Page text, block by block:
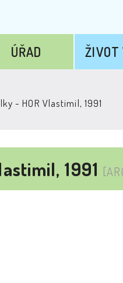
ÚŘAD ŽIVOT
- HOR Vlastimil, 1991
1991